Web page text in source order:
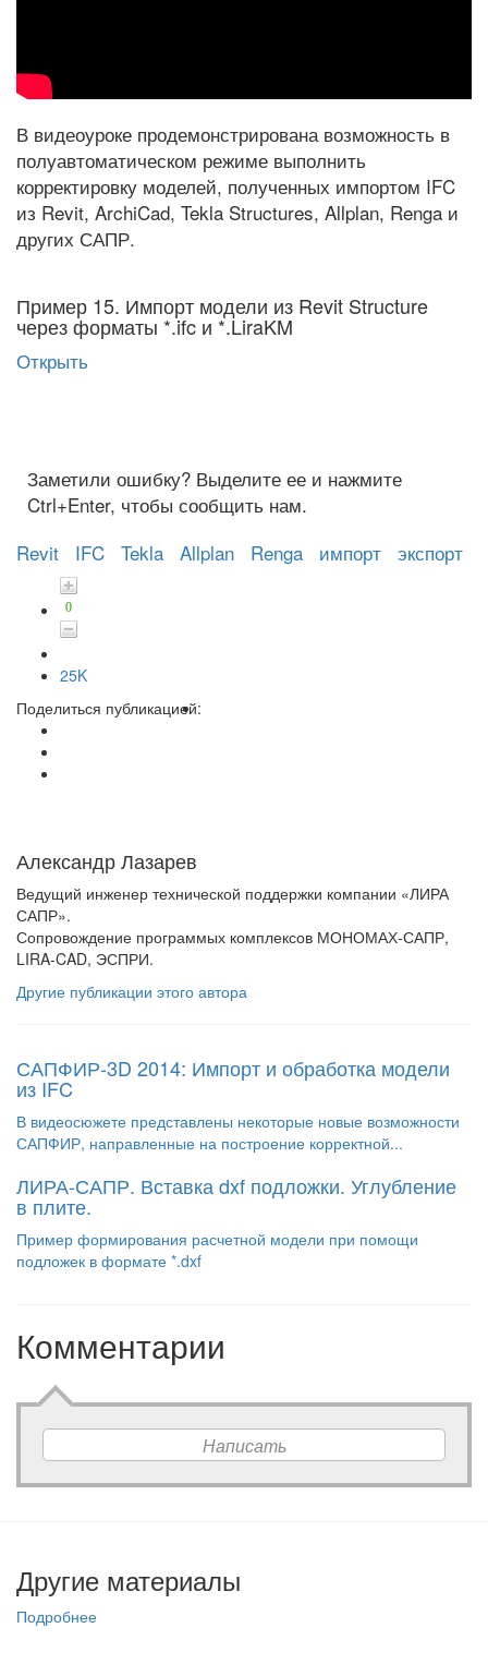
В видеоуроке продемонстрирована возможность в
полуавтоматическом режиме выполнить
корректировку моделей, полученных импортом IFC
из Revit, ArchiCad, Tekla Structures, Allplan, Renga и
других САПР.
Пример 15. Импорт модели из Revit Structure
через форматы *.ifc и *.LiraKM
Открыть
Заметили ошибку? Выделите ее и нажмите
Ctrl+Enter, чтобы сообщить нам.
Revit
IFC Tekla Allplan Renga импорт экспорт
0
25K
Поделиться публикацией:
Александр Лазарев
Ведущий инженер технической поддержки компании «ЛИРА
САПР».
Сопровождение программых комплексов МОНОМАХ-САПР,
LIRA-CAD, ЭСПРИ.
Другие публикации этого автора
САПФИР-3D 2014: Импорт и обработка модели
из IFC
В видеосюжете представлены некоторые новые возможности
САПФИР, направленные на построение корректной...
ЛИРА-САПР. Вставка dxf подложки. Углубление
в плите.
Пример формирования расчетной модели при помощи
подложек в формате *.dxf
Комментарии
Написать
Другие материалы
Подробнее